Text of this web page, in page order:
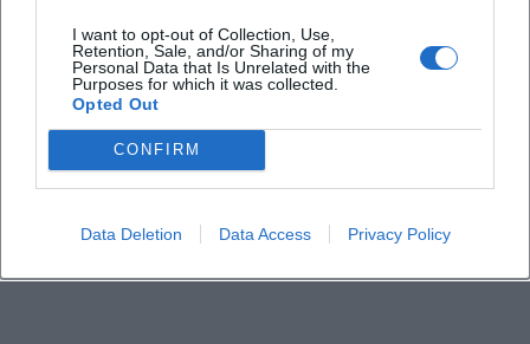
I want to opt-out of Collection, Use,
Retention, Sale, and/or Sharing of my
Personal Data that Is Unrelated with the
Purposes for which it was collected.
Opted Out
CONFIRM
Data Deletion Data Access Privacy Policy
Gibt es besondere Hinweise zur Anmeldung?
Wie viel kostet der Eintritt?